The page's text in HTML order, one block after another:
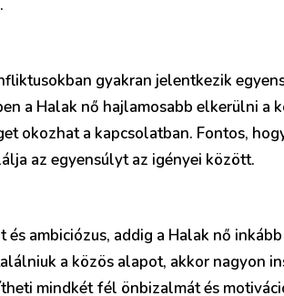
gyakran jelentkezik
a Halak nő hajlamosabb elkerülni a
okozhat a kapcsolatban. Fontos,
az egyensúlyt az igényei között.
ambiciózus, addig a Halak nő
a közös alapot, akkor nagyon
mindkét fél önbizalmát és